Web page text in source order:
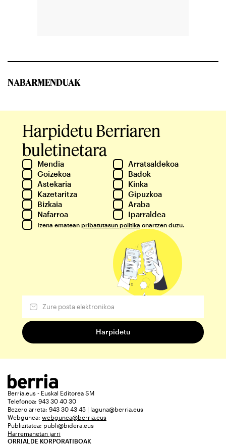
NABARMENDUAK
Harpidetu Berriaren
buletinetara
Mendia
Arratsaldekoa
Goizekoa
Badok
Astekaria
Kinka
Kazetaritza
Gipuzkoa
Bizkaia
Araba
Nafarroa
Iparraldea
Izena ematean pribatutasun politika onartzen duzu.
Berria.eus - Euskal Editorea SM
Telefonoa: 943 30 40 30
Bezero arreta: 943 30 43 45 | laguna@berria.eus
Webgunea: webgunea@berria.eus
Publizitatea: publi@bidera.eus
Harremanetan jarri
ORRIALDE KORPORATIBOAK